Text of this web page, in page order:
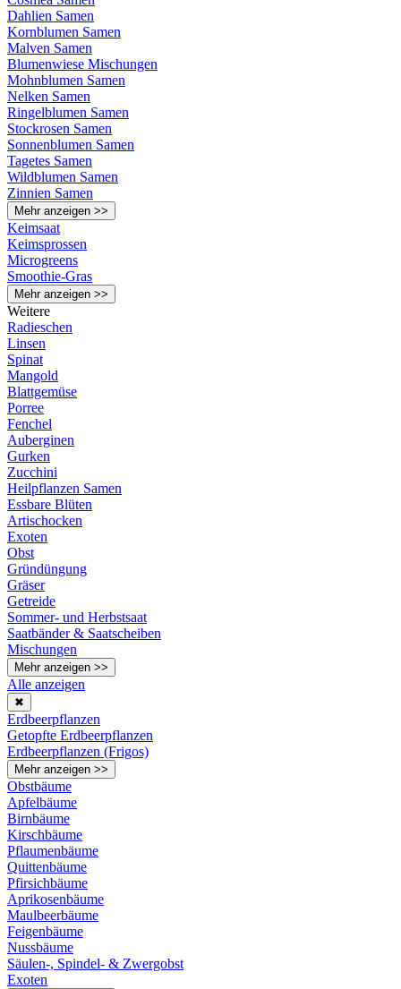
Dahlien Samen
Kornblumen Samen
Malven Samen
Blumenwiese Mischungen
Mohnblumen Samen
Nelken Samen
Ringelblumen Samen
Stockrosen Samen
Sonnenblumen Samen
Tagetes Samen
Wildblumen Samen
Zinnien Samen
Mehr anzeigen >>
Keimsaat
Keimsprossen
Microgreens
Smoothie-Gras
Mehr anzeigen >>
Weitere
Radieschen
Linsen
Spinat
Mangold
Blattgemüse
Porree
Fenchel
Auberginen
Gurken
Zucchini
Heilpflanzen Samen
Essbare Blüten
Artischocken
Exoten
Obst
Gründüngung
Gräser
Getreide
Sommer- und Herbstsaat
Saatbänder & Saatscheiben
Mischungen
Mehr anzeigen >>
Alle anzeigen
✖
Erdbeerpflanzen
Getopfte Erdbeerpflanzen
Erdbeerpflanzen (Frigos)
Mehr anzeigen >>
Obstbäume
Apfelbäume
Birnbäume
Kirschbäume
Pflaumenbäume
Quittenbäume
Pfirsichbäume
Aprikosenbäume
Maulbeerbäume
Feigenbäume
Nussbäume
Säulen-, Spindel- & Zwergobst
Exoten